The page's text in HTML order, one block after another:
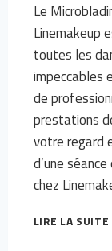
Le
Linemakeup
toutes les
impeccables
de
prestations
votre regard
d’une
chez
LIRE LA SUITE